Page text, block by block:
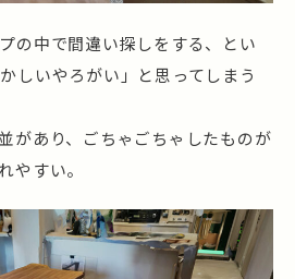
の中で間違い探しをする、とい
しいやろがい」と思ってしまう
があり、ごちゃごちゃしたものが
やすい。